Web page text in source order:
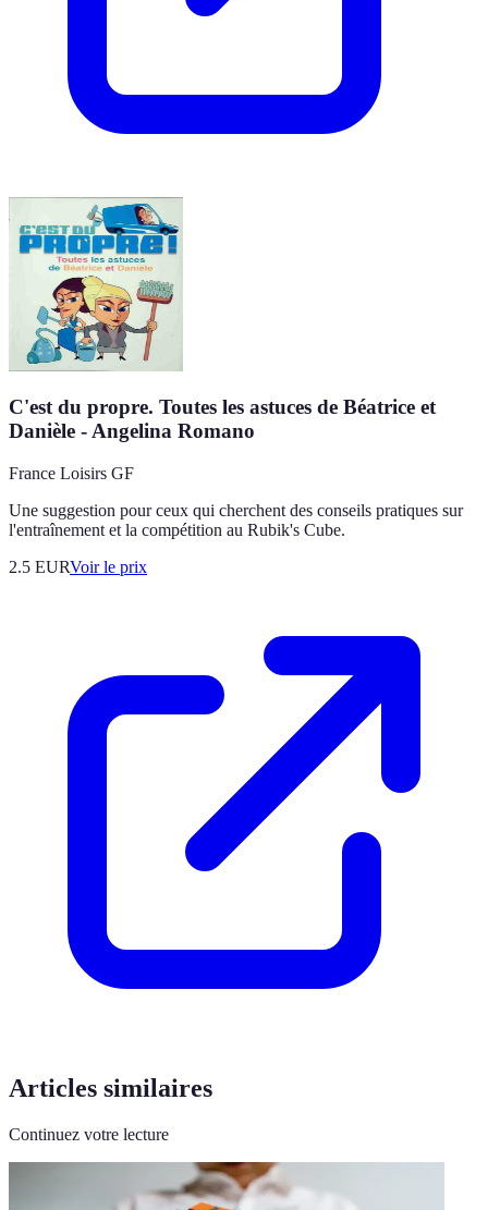
C'est du propre. Toutes les astuces de Béatrice et
Danièle - Angelina Romano
France Loisirs GF
Une suggestion pour ceux qui cherchent des conseils pratiques sur
l'entraînement et la compétition au Rubik's Cube.
2.5 EURVoir le prix
Articles similaires
Continuez votre lecture